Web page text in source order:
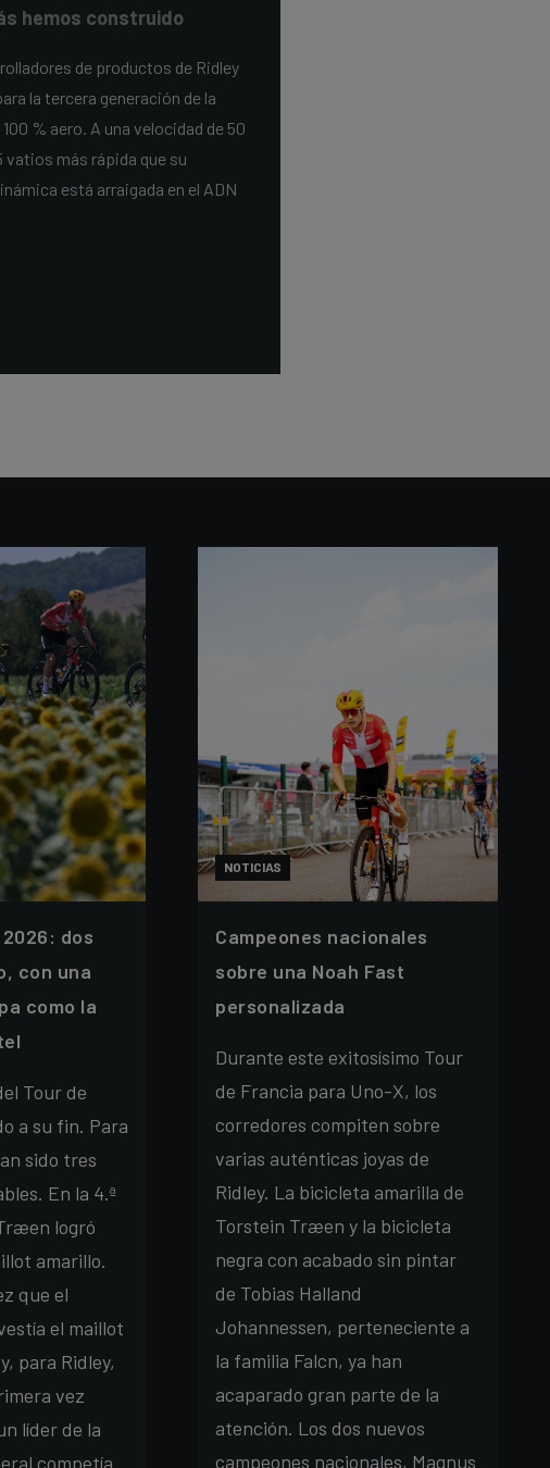
hemos construido
de productos de Ridley
la tercera generación de la
% aero. A una velocidad de 50
más rápida que su
está arraigada en el ADN
dos
con una
como la
Tour de
a su fin. Para
sido tres
En la 4.ª
logró
amarillo.
que el
el maillot
para Ridley,
vez
líder de la
competía
NOTICIAS
Campeones nacionales
sobre una Noah Fast
personalizada
Durante este exitosísimo Tour
de Francia para Uno-X, los
corredores compiten sobre
varias auténticas joyas de
Ridley. La bicicleta amarilla de
Torstein Træen y la bicicleta
negra con acabado sin pintar
de Tobias Halland
Johannessen, perteneciente a
la familia Falcn, ya han
acaparado gran parte de la
atención. Los dos nuevos
campeones nacionales, Magnus